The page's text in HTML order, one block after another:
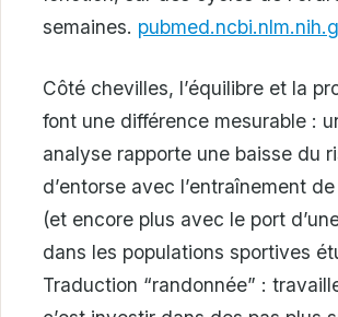
semaines.
Côté chevilles, l’équilibre et la
font une différence mesurable :
analyse rapporte une baisse du
d’entorse avec l’entraînement de
(et encore plus avec le port
dans les populations sportives
Traduction “randonnée” :